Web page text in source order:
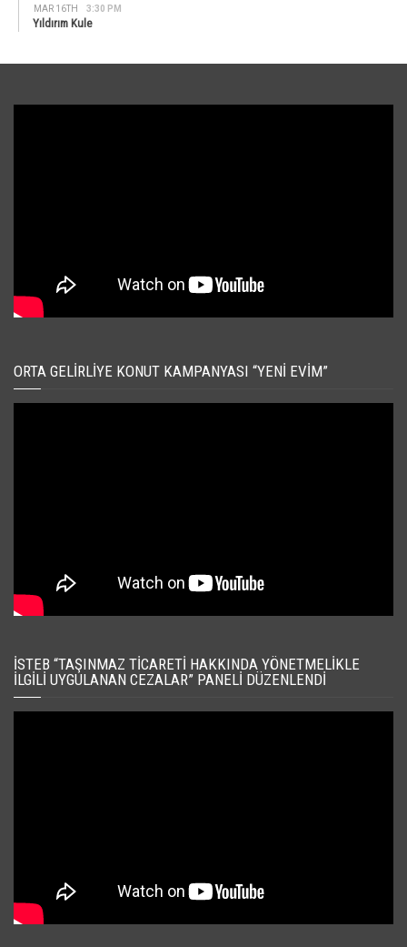
MAR 16TH 3:30 PM
Yıldırım Kule
ORTA GELIRLIYE KONUT KAMPANYASI “YENI EVIM”
İSTEB “TAŞINMAZ TICARETI HAKKINDA YÖNETMELIKLE
İLGILI UYGULANAN CEZALAR” PANELI DÜZENLENDI